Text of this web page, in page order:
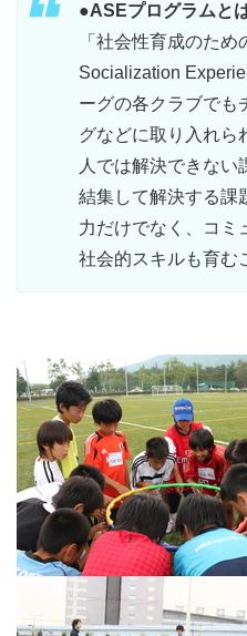
●ASEプログラムと
「社会性育成のた
Socialization
ーグの各クラブでも
グなどに取り入れら
人では解決できない
結集して解決する課
力だけでなく、コミ
社会的スキルも育む